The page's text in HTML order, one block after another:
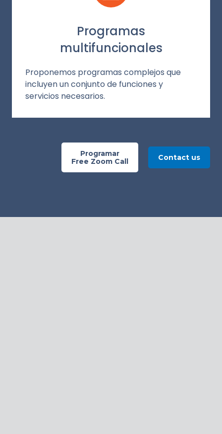
Programas
multifuncionales
Proponemos programas complejos que
incluyen un conjunto de funciones y
servicios necesarios.
Programar
Free Zoom Call
Contact us